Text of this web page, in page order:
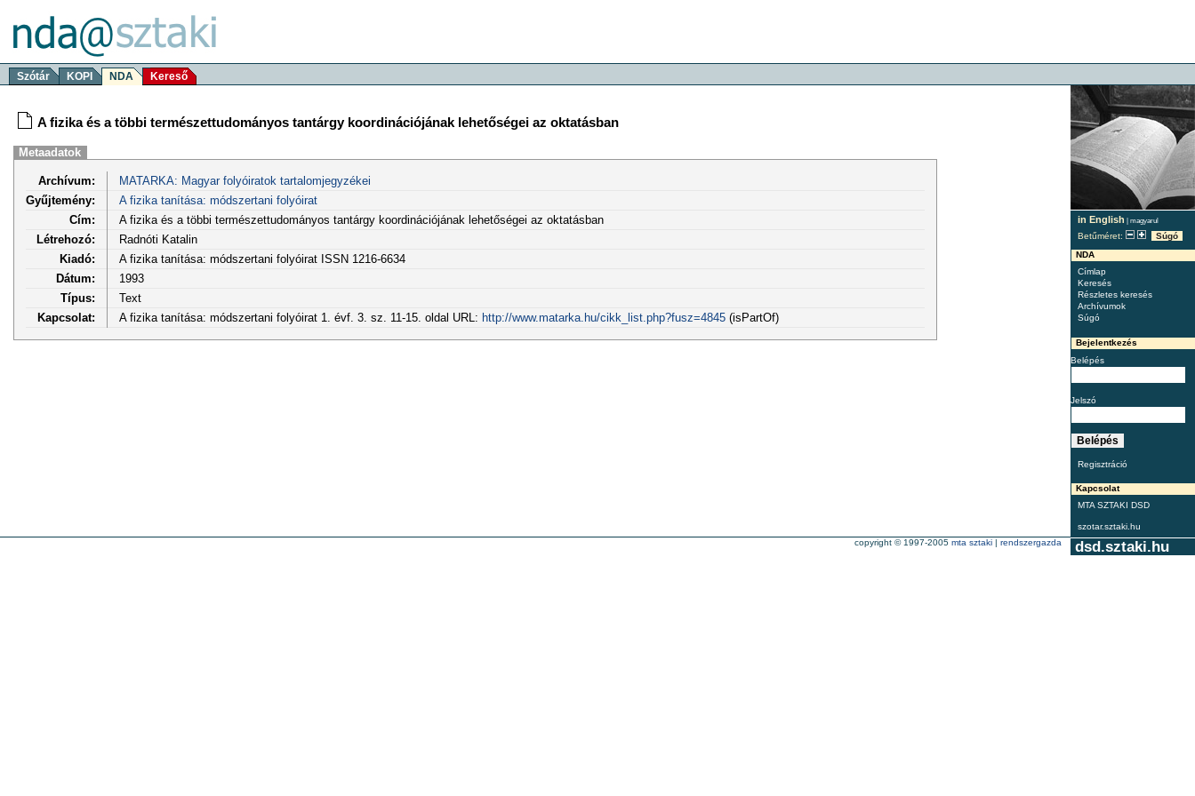
Szótár KOPI NDA Kereső
in English | magyarul
Betűméret:
Súgó
NDA
Címlap
Keresés
Részletes keresés
Archívumok
Súgó
Bejelentkezés
Belépés
Jelszó
Regisztráció
Kapcsolat
MTA SZTAKI DSD
szotar.sztaki.hu
A fizika és a többi természettudományos tantárgy koordinációjának lehetőségei az oktatásban
Metaadatok
Archívum:
MATARKA: Magyar folyóiratok tartalomjegyzékei
Gyűjtemény:
A fizika tanítása: módszertani folyóirat
Cím:
A fizika és a többi természettudományos tantárgy koordinációjának lehetőségei az oktatásban
Létrehozó:
Radnóti Katalin
Kiadó:
A fizika tanítása: módszertani folyóirat ISSN 1216-6634
Dátum:
1993
Típus:
Text
Kapcsolat:
A fizika tanítása: módszertani folyóirat 1. évf. 3. sz. 11-15. oldal URL: http://www.matarka.hu/cikk_list.php?fusz=4845(isPartOf)
dsd.sztaki.hu
copyright © 1997-2005 mta sztaki | rendszergazda